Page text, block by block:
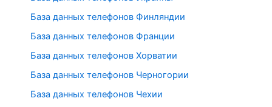
База данных телефонов Финляндии
База данных телефонов Франции
База данных телефонов Хорватии
База данных телефонов Черногории
База данных телефонов Чехии